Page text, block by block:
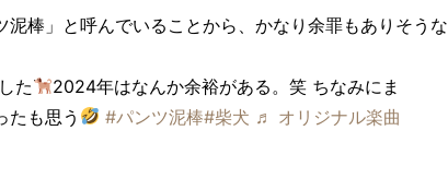
泥棒」と呼んでいることから、かなり余罪もありそうな
た
2024年はなんか余裕がある。笑 ちなみにま
たも思う
#パンツ泥棒#柴犬 ♬ オリジナル楽曲